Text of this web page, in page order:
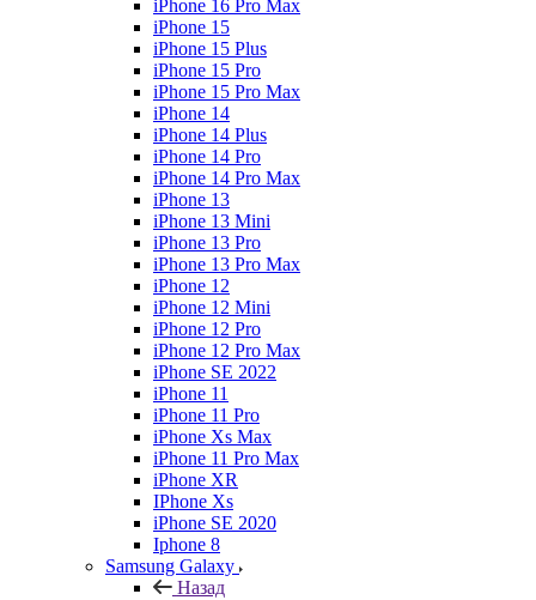
iPhone 16 Pro Max
iPhone 15
iPhone 15 Plus
iPhone 15 Pro
iPhone 15 Pro Max
iPhone 14
iPhone 14 Plus
iPhone 14 Pro
iPhone 14 Pro Max
iPhone 13
iPhone 13 Mini
iPhone 13 Pro
iPhone 13 Pro Max
iPhone 12
iPhone 12 Mini
iPhone 12 Pro
iPhone 12 Pro Max
iPhone SE 2022
iPhone 11
iPhone 11 Pro
iPhone Xs Max
iPhone 11 Pro Max
iPhone XR
IPhone Xs
iPhone SE 2020
Iphone 8
Samsung Galaxy
Назад